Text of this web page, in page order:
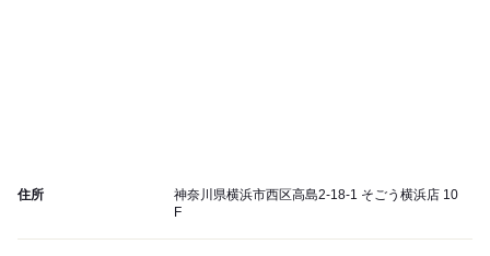
住所
神奈川県横浜市西区高島2-18-1 そごう横浜店 10
F